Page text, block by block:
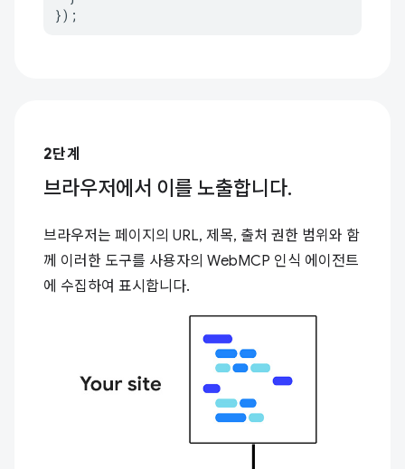
});
2단계
브라우저에서 이를 노출합니다.
브라우저는 페이지의 URL, 제목, 출처 권한 범위와 함
께 이러한 도구를 사용자의 WebMCP 인식 에이전트
에 수집하여 표시합니다.